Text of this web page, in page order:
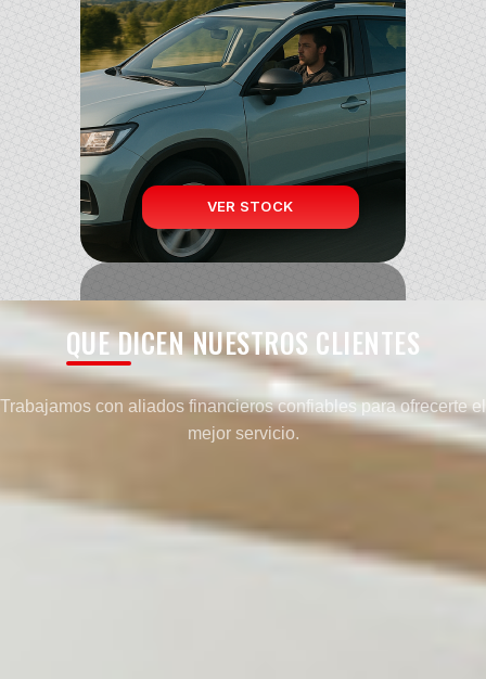
CERTIFICACIÓN DE VEHÍCULOS
Todos nuestros autos pasan por revisión
profesional.
ATENCIÓN PERSONALIZADA
VER STOCK
QUE DICEN NUESTROS CLIENTES
Trabajamos con aliados financieros confiables para ofrecerte el
mejor servicio.